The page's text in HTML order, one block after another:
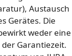
Austausch
Gerätes. Die
weder eine
Garantiezeit.